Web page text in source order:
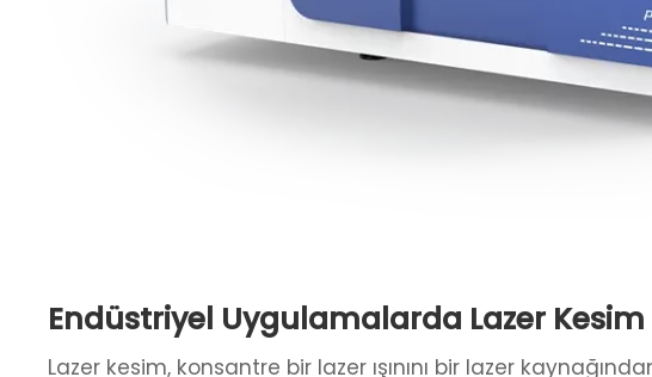
Endüstriyel Uygulamalarda Lazer Kesim
Lazer kesim, konsantre bir lazer ışınını bir lazer